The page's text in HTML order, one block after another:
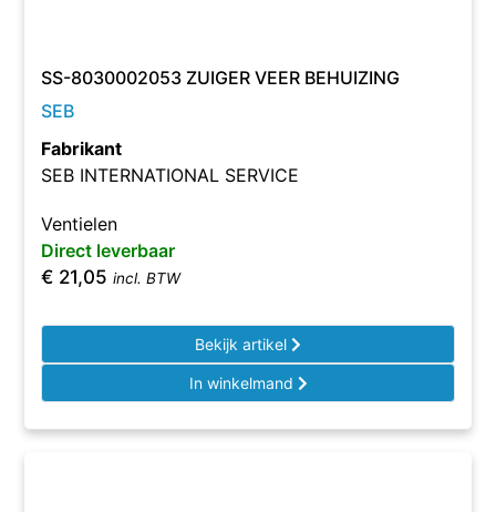
SS-8030002053 ZUIGER VEER BEHUIZING
SEB
Fabrikant
SEB INTERNATIONAL SERVICE
Ventielen
Direct leverbaar
€ 21,05 incl. BTW
Bekijk artikel
In winkelmand